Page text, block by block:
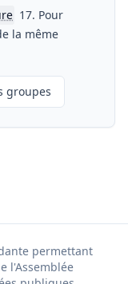
17. Pour
la même
groupes
permettant
l'Assemblée